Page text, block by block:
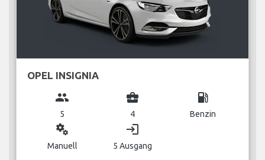
OPEL INSIGNIA
group
5
business_center
4
local_gas_station
Benzin
miscellaneous_services
Manuell
login
5 Ausgang